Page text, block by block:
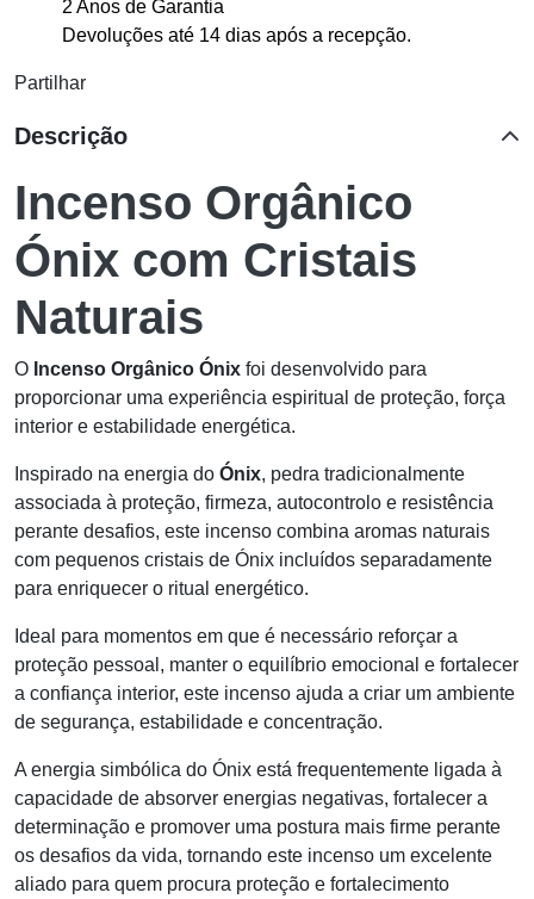
2 Anos de Garantia
Devoluções até 14 dias após a recepção.
Partilhar
Descrição
Incenso Orgânico
Ónix com Cristais
Naturais
O Incenso Orgânico Ónix foi desenvolvido para
proporcionar uma experiência espiritual de proteção, força
interior e estabilidade energética.
Inspirado na energia do Ónix, pedra tradicionalmente
associada à proteção, firmeza, autocontrolo e resistência
perante desafios, este incenso combina aromas naturais
com pequenos cristais de Ónix incluídos separadamente
para enriquecer o ritual energético.
Ideal para momentos em que é necessário reforçar a
proteção pessoal, manter o equilíbrio emocional e fortalecer
a confiança interior, este incenso ajuda a criar um ambiente
de segurança, estabilidade e concentração.
A energia simbólica do Ónix está frequentemente ligada à
capacidade de absorver energias negativas, fortalecer a
determinação e promover uma postura mais firme perante
os desafios da vida, tornando este incenso um excelente
aliado para quem procura proteção e fortalecimento